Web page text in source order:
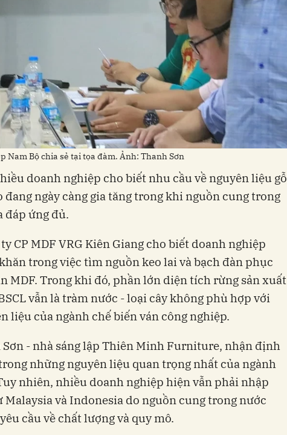
Nam Bộ chia sẻ tại tọa đàm. Ảnh: Thanh Sơn
doanh nghiệp cho biết nhu cầu về nguyên liệu gỗ
đang ngày càng gia tăng trong khi nguồn cung trong
đáp ứng đủ.
CP MDF VRG Kiên Giang cho biết doanh nghiệp
trong việc tìm nguồn keo lai và bạch đàn phục
MDF. Trong khi đó, phần lớn diện tích rừng sản xuất
vẫn là tràm nước - loại cây không phù hợp với
liệu của ngành chế biến ván công nghiệp.
Sơn - nhà sáng lập Thiên Minh Furniture, nhận định
những nguyên liệu quan trọng nhất của ngành
nhiên, nhiều doanh nghiệp hiện vẫn phải nhập
Malaysia và Indonesia do nguồn cung trong nước
cầu về chất lượng và quy mô.